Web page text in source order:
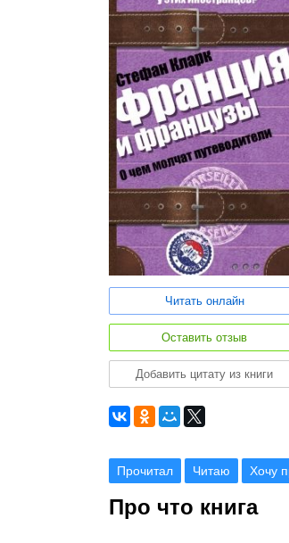
Читать онлайн
Оставить отзыв
Добавить цитату из книги
Прочитал Читаю Хочу
Про что книга